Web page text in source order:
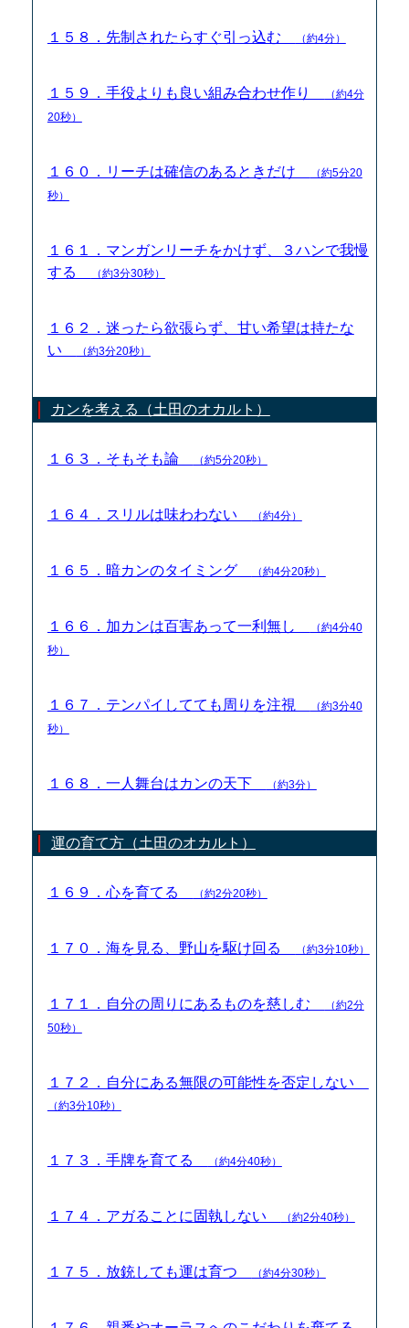
１５８．先制されたらすぐ引っ込む （約4分）
１５９．手役よりも良い組み合わせ作り
（約4分
20秒）
１６０．リーチは確信のあるときだけ
（約5分20
秒）
１６１．マンガンリーチをかけず、３ハンで我慢
する
（約3分30秒）
１６２．迷ったら欲張らず、甘い希望は持たな
い
（約3分20秒）
カンを考える（土田のオカルト）
１６３．そもそも論 （約5分20秒）
１６４．スリルは味わわない （約4分）
１６５．暗カンのタイミング （約4分20秒）
１６６．加カンは百害あって一利無し
（約4分40
秒）
１６７．テンパイしてても周りを注視
（約3分40
秒）
１６８．一人舞台はカンの天下 （約3分）
運の育て方（土田のオカルト）
１６９．心を育てる （約2分20秒）
１７０．海を見る、野山を駆け回る （約3分10秒）
１７１．自分の周りにあるものを慈しむ
（約2分
50秒）
１７２．自分にある無限の可能性を否定しない
（約3分10秒）
１７３．手牌を育てる （約4分40秒）
１７４．アガることに固執しない （約2分40秒）
１７５．放銃しても運は育つ （約4分30秒）